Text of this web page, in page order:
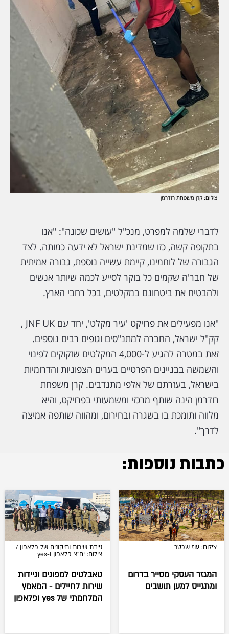
צילום: קרן משפחת רודרמן
לדברי שלמה למפרט, מנכ"ל "עושים שכונה": "אנו
בתקופה קשה, כזו שמדינת ישראל לא ידעה כמותה. לצד
הגבורה של לוחמינו, קיימת עשייה נוספת, גבורה אמיתית
של חבר'ה שקמים כל בוקר לסייע לכמה שיותר אנשים
ולהבטיח את ביטחונם במקלטים, בכל רחבי הארץ.
"אנו מפעילים את פרויקט 'עיר מקלט', יחד עם JNF UK ,
קק"ל ישראל, החברה למתנ"סים וגופים רבים נוספים.
זאת במטרה להגיע ל-4,000 המקלטים שזקוקים לפינוי
והשמשה בבניינים הפרטיים בערים הצפוניות והדרומיות
בישראל, בעזרתם של אלפי מתנדבים. קרן משפחת
רודרמן הינה שותף מרכזי ומשמעותי בפרויקט, והיא
מלווה ותומכת בו בשגרה ובחירום, ומהווה שותפה אמיצה
לדרך".
כתבות נוספות:
צילום: עוז שכטר
המגזר העסקי מסייר בדרום
ומתגייס למען תושבים
ניידת שירות ותיקונים של פלאפון /
צילום: יח''צ פלאפון ו-yes
טאבלטים למפונים וניידות
שירות לחיילים - המאמץ
המלחמתי של yes ופלאפון